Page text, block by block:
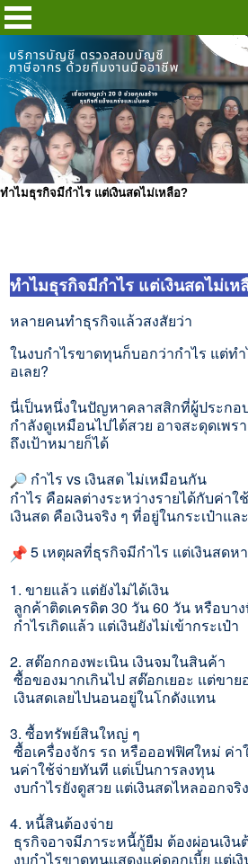
ทำไมธุรกิจมีกำไร แต่เงินสดไม่เหลือ?
ทำไมธุรกิจมีกำไร แต่เงินสดไม่เห
หลายคนทำธุรกิจแล้วสงสัยว่า
ในงบกำไรขาดทุนก็บอกว่ากำไร แต่ท
อเลย?
นี่เป็นหนึ่งในปัญหาคลาสสิกที่ผู้ประกอ
กำลังดูเหมือนไปได้สวย อาจสะดุดเพร
ถึงเป้าหมายก็ได้
กำไร vs เงินสด ไม่เหมือนกัน
กำไร คือผลต่างระหว่างรายได้กับค่าใ
เงินสด คือเงินจริง ๆ ที่อยู่ในกระเป๋าแ
5 เหตุผลที่ธุรกิจมีกำไร แต่เงินสดห
1. ขายแล้ว แต่ยังไม่ได้เงิน
ลูกค้าติดเครดิต 30 วัน 60 วัน หรือบา
กำไรเกิดแล้ว แต่เงินยังไม่เข้ากระเป๋า
2. สต๊อกกองพะเนิน เงินจมในสินค้า
ซื้อของมากเกินไป สต๊อกเยอะ แต่ขาย
เงินสดเลยไปนอนอยู่ในโกดังแทน
3. ซื้อทรัพย์สินใหญ่ ๆ
ซื้อเครื่องจักร รถ หรือออฟฟิศใหม่ ค่า
นค่าใช้จ่ายทันที แต่เป็นการลงทุน
งบกำไรยังดูสวย แต่เงินสดไหลออกจริ
4. หนี้สินต้องจ่าย
ธุรกิจอาจมีภาระหนี้กู้ยืม ต้องผ่อนเงิน
งบกำไรขาดทุนแสดงแค่ดอกเบี้ย แต่เ